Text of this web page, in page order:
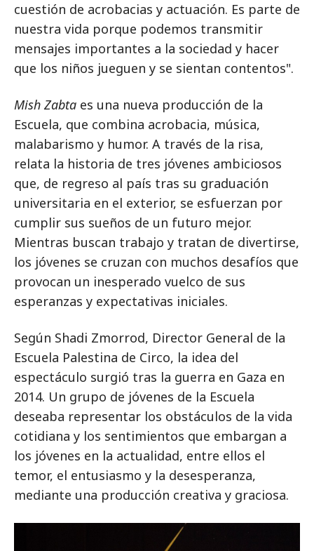
cuestión de acrobacias y actuación. Es parte de
nuestra vida porque podemos transmitir
mensajes importantes a la sociedad y hacer
que los niños jueguen y se sientan contentos".
Mish Zabta es una nueva producción de la
Escuela, que combina acrobacia, música,
malabarismo y humor. A través de la risa,
relata la historia de tres jóvenes ambiciosos
que, de regreso al país tras su graduación
universitaria en el exterior, se esfuerzan por
cumplir sus sueños de un futuro mejor.
Mientras buscan trabajo y tratan de divertirse,
los jóvenes se cruzan con muchos desafíos que
provocan un inesperado vuelco de sus
esperanzas y expectativas iniciales.
Según Shadi Zmorrod, Director General de la
Escuela Palestina de Circo, la idea del
espectáculo surgió tras la guerra en Gaza en
2014. Un grupo de jóvenes de la Escuela
deseaba representar los obstáculos de la vida
cotidiana y los sentimientos que embargan a
los jóvenes en la actualidad, entre ellos el
temor, el entusiasmo y la desesperanza,
mediante una producción creativa y graciosa.